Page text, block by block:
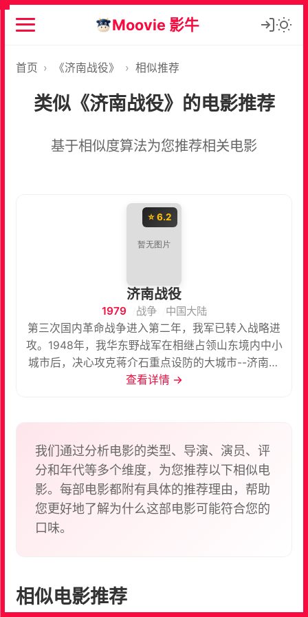
Moovie 影牛
首页 › 《济南战役》 › 相似推荐
类似《济南战役》的电影推荐
基于相似度算法为您推荐相关电影
⭐ 6.2
济南战役
1979 战争
中国大陆
第三次国内革命战争进入第二年，我军已转入战略进
攻。1948年，我华东野战军在相继占领山东境内中小
城市后，决心攻克蒋介石重点设防的大城市--济南。
以丁耀东为首的泰山纵队同其他兄弟部队一起，奉命
围阵地，以实现蒋介石所谓“济南会战”的梦想。纵队
司令员丁耀东，遵照毛主席“攻城打援、分工协作”的
具体方针，分析敌态，作了战斗部署。在东崮和西郊
机场的战斗中，丁耀东大胆地利用了王耀武的错误判
断，巧妙地把敌王牌十九军调来调去，然后乘虚而
入，很快攻占了易守难攻的东崮山。在我军对敌人采
终于使他认清了形势，率部起义。西郊机场的解决，
切断了敌人的空援之路，使济南完全暴露在我军火力
查看详情 →
我们通过分析电影的类型、导演、演员、评
分和年代等多个维度，为您推荐以下相似电
影。每部电影都附有具体的推荐理由，帮助
您更好地了解为什么这部电影可能符合您的
口味。
相似电影推荐